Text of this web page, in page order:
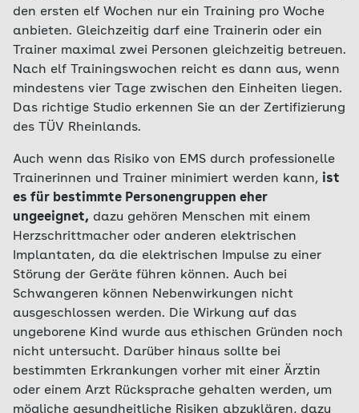
den ersten elf Wochen nur ein Training pro Woche
anbieten. Gleichzeitig darf eine Trainerin oder ein
Trainer maximal zwei Personen gleichzeitig betreuen.
Nach elf Trainingswochen reicht es dann aus, wenn
mindestens vier Tage zwischen den Einheiten liegen.
Das richtige Studio erkennen Sie an der Zertifizierung
des TÜV Rheinlands.
Auch wenn das Risiko von EMS durch professionelle
Trainerinnen und Trainer minimiert werden kann, ist
es für bestimmte Personengruppen eher
ungeeignet, dazu gehören Menschen mit einem
Herzschrittmacher oder anderen elektrischen
Implantaten, da die elektrischen Impulse zu einer
Störung der Geräte führen können. Auch bei
Schwangeren können Nebenwirkungen nicht
ausgeschlossen werden. Die Wirkung auf das
ungeborene Kind wurde aus ethischen Gründen noch
nicht untersucht. Darüber hinaus sollte bei
bestimmten Erkrankungen vorher mit einer Ärztin
oder einem Arzt Rücksprache gehalten werden, um
mögliche gesundheitliche Risiken abzuklären, dazu